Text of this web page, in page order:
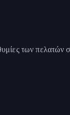
των πελατών